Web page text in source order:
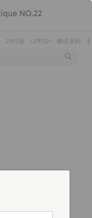
2件5折 UPF50+ 瞬涼系列